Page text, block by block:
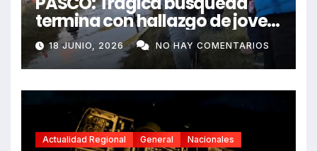
termina con hallazgo de joven
sin vida en Rancas
18 JUNIO, 2026 NO HAY COMENTARIOS
Actualidad Regional General Nacionales